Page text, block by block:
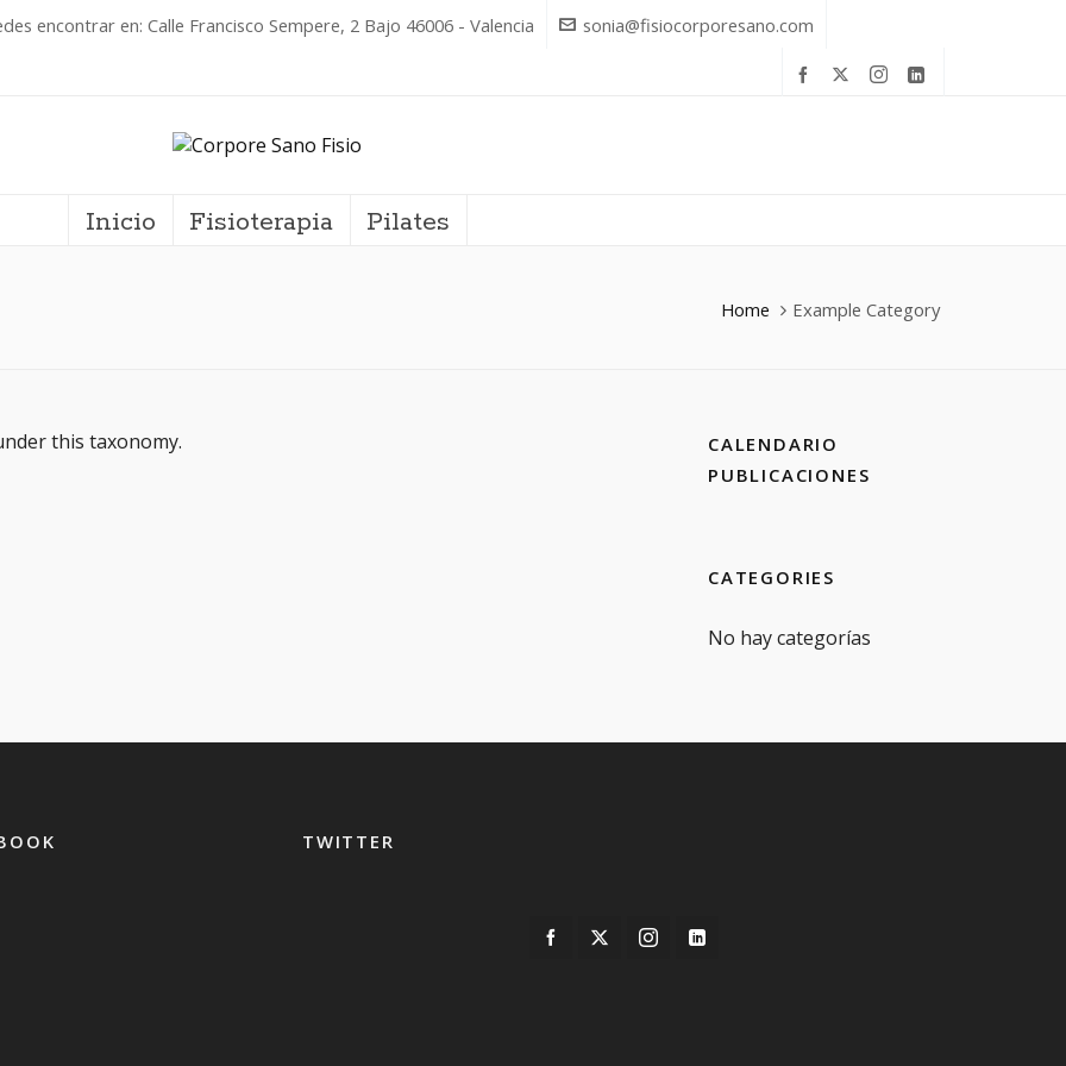
encontrar en: Calle Francisco Sempere, 2 Bajo 46006 - Valencia sonia@fisiocorporesano.com
Inicio Fisioterapia Pilates
Home Example Category
this taxonomy.
CALENDARIO
PUBLICACIONES
CATEGORIES
No hay categorías
TWITTER